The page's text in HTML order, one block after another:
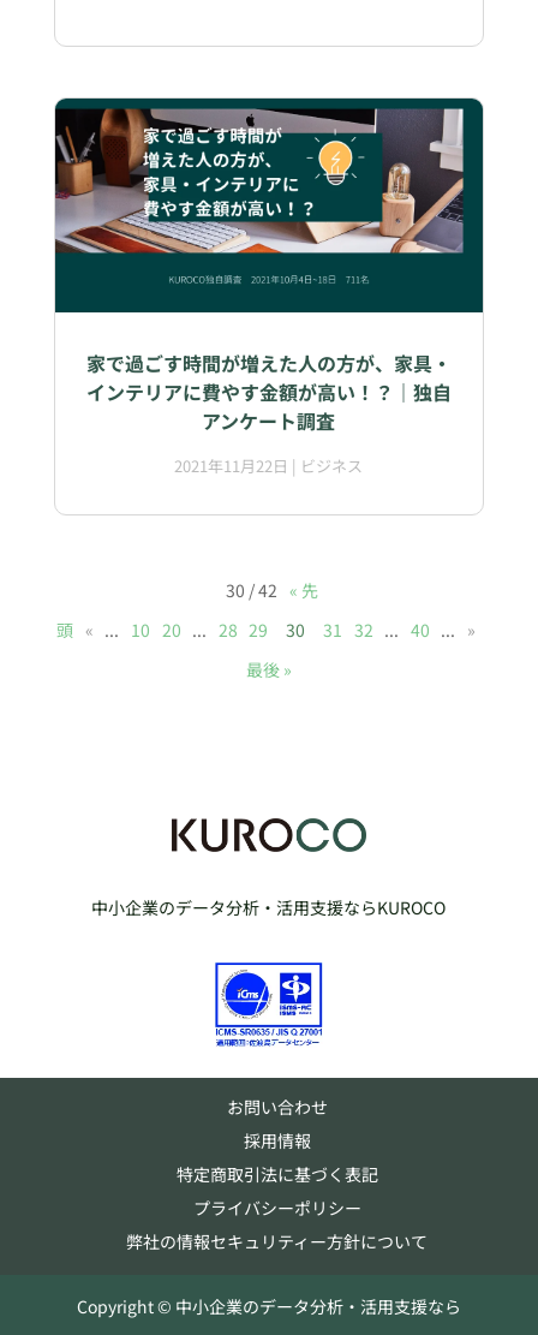
家で過ごす時間が増えた人の方が、家具・
インテリアに費やす金額が高い！？｜独自
アンケート調査
2021年11月22日 | ビジネス
30 / 42 « 先
頭 « ... 10 20 ... 28 29 30 31 32 ... 40 ... »
最後 »
中小企業のデータ分析・活用支援ならKUROCO
お問い合わせ
採用情報
特定商取引法に基づく表記
プライバシーポリシー
弊社の情報セキュリティー方針について
Copyright © 中小企業のデータ分析・活用支援なら